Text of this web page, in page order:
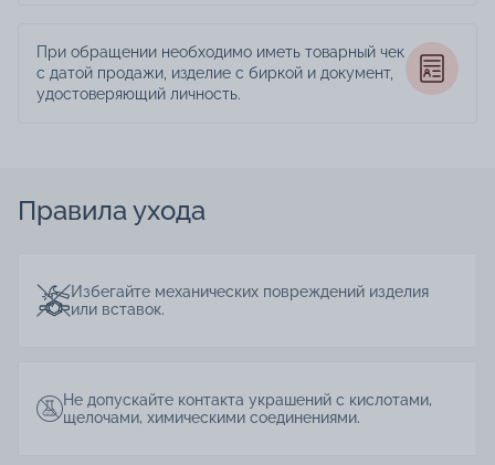
При обращении необходимо иметь товарный чек
с датой продажи, изделие с биркой и документ,
удостоверяющий личность.
Правила ухода
Избегайте механических повреждений изделия
или вставок.
Не допускайте контакта украшений с кислотами,
щелочами, химическими соединениями.